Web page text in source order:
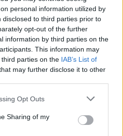
personal information utilized by
to third parties prior to
opt-out of the further
information by third parties on the
This information may
parties on the IAB’s List of
may further disclose it to other
Opt Outs
Sharing of my
Αμερικανός
που έχει παραιτηθεί
9 ΏΡΕΣ
οι ταινίες και το «Smoking
κατακόκκινο σπίτι που
Κάπρι